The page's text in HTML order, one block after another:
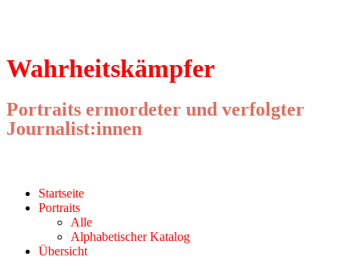
Wahrheitskämpfer
Portraits ermordeter und verfolgter
Journalist:innen
Menu
Skip
Startseite
Portraits
Alle
Alphabetischer Katalog
Übersicht